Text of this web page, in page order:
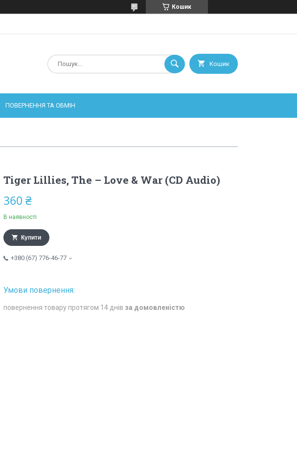
Кошик
Кошик
ПОВЕРНЕННЯ ТА ОБМІН
Tiger Lillies, The – Love & War (CD Audio)
360 ₴
В наявності
Купити
+380 (67) 776-46-77
повернення товару протягом 14 днів за домовленістю